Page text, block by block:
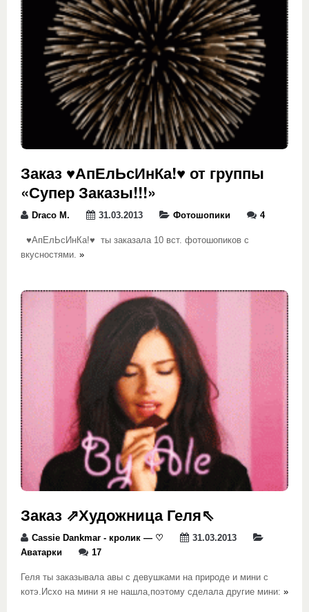
Заказ ♥АпЕлЬсИнКа!♥ от группы
«Супер Заказы!!!»
Draco M. 31.03.2013 Фотошопики 4
♥АпЕлЬсИнКа!♥ ты заказала 10 вст. фотошопиков с
вкусностями. »
Заказ ⇗Художница Геля⇖
Cassie Dankmar - кролик — ♡
31.03.2013
Аватарки
17
Геля ты заказывала авы с девушками на природе и мини с
котэ.Исхо на мини я не нашла,поэтому сделала другие мини: »